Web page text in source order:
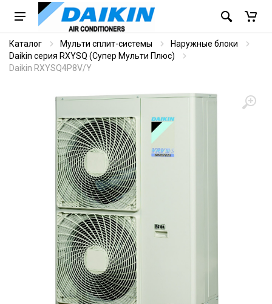
Каталог Мульти сплит-системы
Наружные блоки
Daikin серия RXYSQ (Cупер Мульти Плюс)
Daikin RXYSQ4P8V/Y